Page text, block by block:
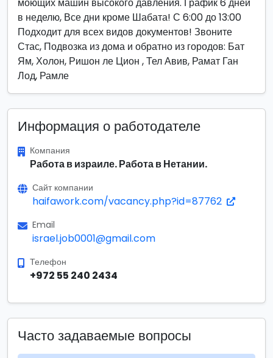
в неделю, Все дни кроме Шабата! С 6:00 до 13:00
Подходит для всех видов документов! Звоните
Стас, Подвозка из дома и обратно из городов: Бат
Ям, Холон, Ришон ле Цион , Тел Авив, Рамат Ган
Лод, Рамле
Информация о работодателе
Компания
Работа в израиле. Работа в Нетании.
Сайт компании
haifawork.com/vacancy.php?id=87762
Email
israel.job0001@gmail.com
Телефон
+972 55 240 2434
Часто задаваемые вопросы